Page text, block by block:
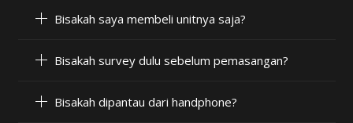
Bisakah saya membeli unitnya saja?
Bisakah survey dulu sebelum pemasangan?
Bisakah dipantau dari handphone?